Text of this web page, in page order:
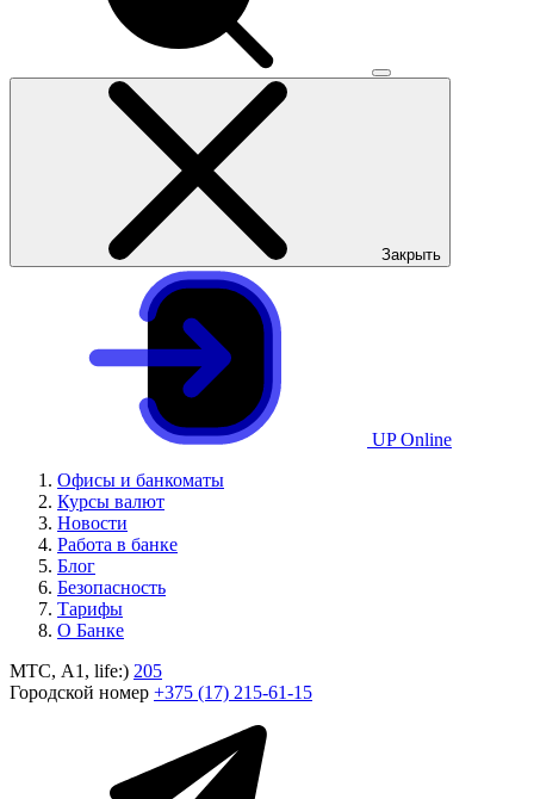
Закрыть
UP Online
Офисы и банкоматы
Курсы валют
Новости
Работа в банке
Блог
Безопасность
Тарифы
О Банке
МТС, A1, life:) 205
Городской номер +375 (17) 215-61-15